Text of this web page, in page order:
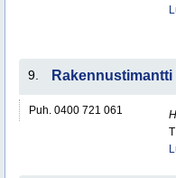
9. Rakennustimantti
Puh. 0400 721 061